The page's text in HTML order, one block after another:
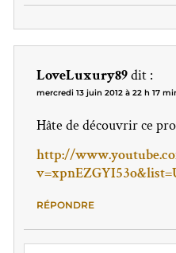
LoveLuxury89dit :
mercredi 13 juin 2012 à 22 h 17
Hâte de découvrir ce
http://
RÉPONDRE